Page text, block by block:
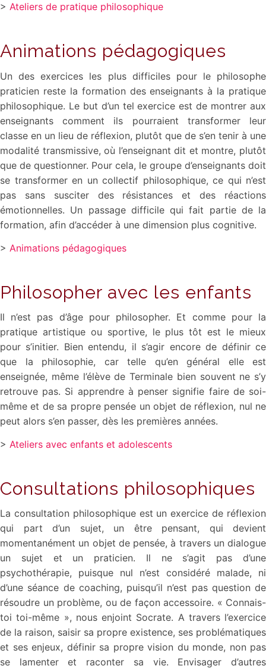
> Ateliers de pratique philosophique
Animations pédagogiques
Un des exercices les plus difficiles pour le philosophe
praticien reste la formation des enseignants à la pratique
philosophique. Le but d’un tel exercice est de montrer aux
enseignants comment ils pourraient transformer leur
classe en un lieu de réflexion, plutôt que de s’en tenir à une
modalité transmissive, où l’enseignant dit et montre, plutôt
que de questionner. Pour cela, le groupe d’enseignants doit
se transformer en un collectif philosophique, ce qui n’est
pas sans susciter des résistances et des réactions
émotionnelles. Un passage difficile qui fait partie de la
formation, afin d’accéder à une dimension plus cognitive.
> Animations pédagogiques
Philosopher avec les enfants
Il n’est pas d’âge pour philosopher. Et comme pour la
pratique artistique ou sportive, le plus tôt est le mieux
pour s’initier. Bien entendu, il s’agir encore de définir ce
que la philosophie, car telle qu’en général elle est
enseignée, même l’élève de Terminale bien souvent ne s’y
retrouve pas. Si apprendre à penser signifie faire de soi-
même et de sa propre pensée un objet de réflexion, nul ne
peut alors s’en passer, dès les premières années.
> Ateliers avec enfants et adolescents
Consultations philosophiques
La consultation philosophique est un exercice de réflexion
qui part d’un sujet, un être pensant, qui devient
momentanément un objet de pensée, à travers un dialogue
un sujet et un praticien. Il ne s’agit pas d’une
psychothérapie, puisque nul n’est considéré malade, ni
d’une séance de coaching, puisqu’il n’est pas question de
résoudre un problème, ou de façon accessoire. « Connais-
toi toi-même », nous enjoint Socrate. A travers l’exercice
de la raison, saisir sa propre existence, ses problématiques
et ses enjeux, définir sa propre vision du monde, non pas
se lamenter et raconter sa vie. Envisager d’autres